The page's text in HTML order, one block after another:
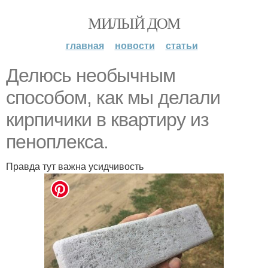
МИЛЫЙ ДОМ
главная новости статьи
Делюсь необычным
способом, как мы делали
кирпичики в квартиру из
пеноплекса.
Правда тут важна усидчивость